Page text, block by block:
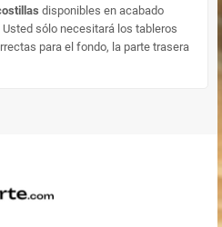
disponibles en acabado
sólo necesitará los tableros
para el fondo, la parte trasera